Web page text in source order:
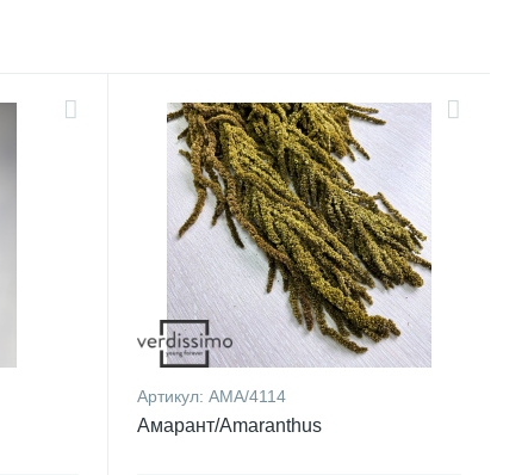
Артикул: AMA/4114
Амарант/Amaranthus